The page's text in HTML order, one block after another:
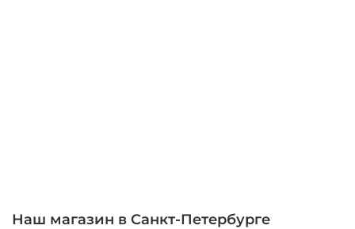
Наш магазин в Санкт-Петербурге